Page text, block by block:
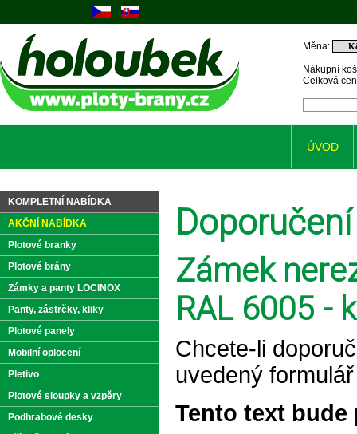
Zámek
RAL 6005 -
Chcete-li
uvedený
Tento text
KOMPLETNÍ NABÍDKA
AKČNÍ NABÍDKA
Plotové branky
Plotové brány
Zámky a panty LOCINOX
Panty, zástrčky, kliky
Plotové panely
Mobilní oplocení
Pletivo
Plotové sloupky a vzpěry
Podhrabové desky
Nákupní
Celková
Měna:
ÚVOD